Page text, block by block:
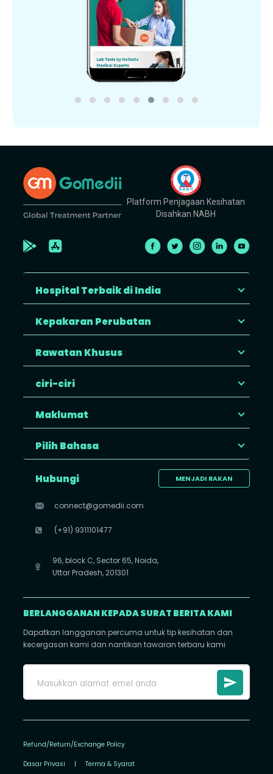
Platform Penjagaan Kesihatan
Disahkan NABH
Hospital Terbaik di India
Kepakaran Perubatan
Rawatan Khusus
ciri-ciri
Maklumat
Pilih Bahasa
MENJADI RAKAN
Hubungi
connect@gomedii.com
(+91) 9311101477
96, block C, Sector 65, Noida,
Uttar Pradesh, 201301
BERLANGGANAN KEPADA SURAT BERITA KAMI
Dapatkan langganan percuma untuk tip kesihatan dan
kecergasan kami dan nantikan tawaran terbaru kami
Refund/Return/Exchange Policy
Dasar Privasi | Terma & Syarat